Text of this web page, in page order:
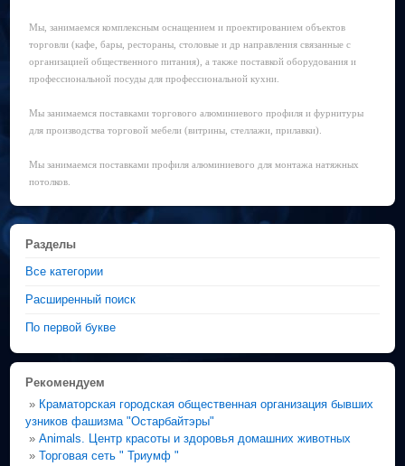
Мы, занимаемся комплексным оснащением и проектированием объектов
торговли (кафе, бары, рестораны, столовые и др направления связанные с
организацией общественного питания), а также поставкой оборудования и
профессиональной посуды для профессиональной кухни.
Мы занимаемся поставками торгового алюминиевого профиля и фурнитуры
для производства торговой мебели (витрины, стеллажи, прилавки).
Мы занимаемся поставками профиля алюминиевого для монтажа натяжных
потолков.
Разделы
Все категории
Расширенный поиск
По первой букве
Рекомендуем
» Краматорская городская общественная организация бывших
узников фашизма "Остарбайтэры"
»Animals. Центр красоты и здоровья домашних животных
»Торговая сеть " Триумф "